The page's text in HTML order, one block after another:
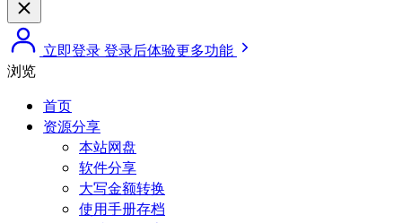
立即登录登录后体验更多功能
浏览
首页
资源分享
本站网盘
软件分享
大写金额转换
使用手册存档